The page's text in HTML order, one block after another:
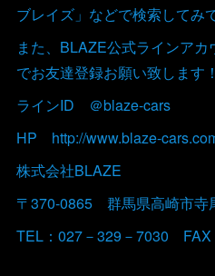
ブレイズ」などで検索してみ
また、BLAZE公式ラインア
でお友達登録お願い致します！
ラインID ＠blaze-cars
HP http://www.blaze-
株式会社BLAZE
〒370-0865 群馬県高崎市寺
TEL：027－329－7030 FAX